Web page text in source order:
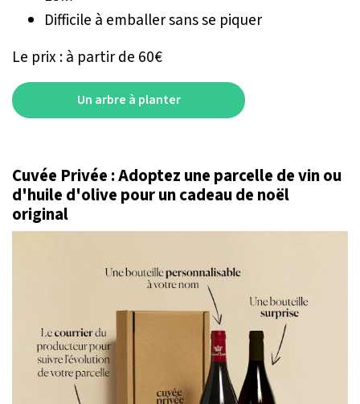
Difficile à emballer sans se piquer
Le prix : à partir de 60€
Un arbre à planter
Cuvée Privée : Adoptez une parcelle de vin ou
d'huile d'olive pour un cadeau de noël
original